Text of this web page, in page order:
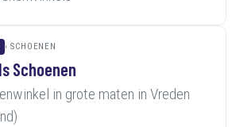
SCHOENEN
Schoenen
in grote maten in Vreden